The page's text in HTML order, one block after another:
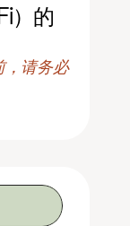
）的
，请务必